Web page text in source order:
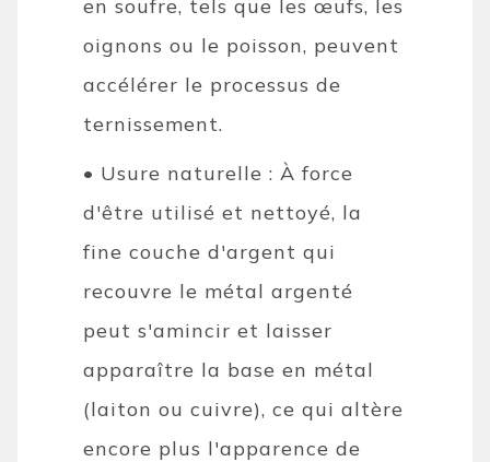
en soufre, tels que les œufs, les
oignons ou le poisson, peuvent
accélérer le processus de
ternissement.
• Usure naturelle : À force
d'être utilisé et nettoyé, la
fine couche d'argent qui
recouvre le métal argenté
peut s'amincir et laisser
apparaître la base en métal
(laiton ou cuivre), ce qui altère
encore plus l'apparence de